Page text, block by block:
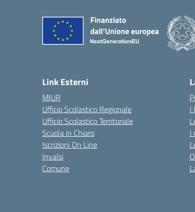
Link Esterni
MIUR
Ufficio Scolastico Regionale
Ufficio Scolastico Territoriale
Scuola in Chiaro
Iscrizioni On Line
Invalsi
Comune
I
I